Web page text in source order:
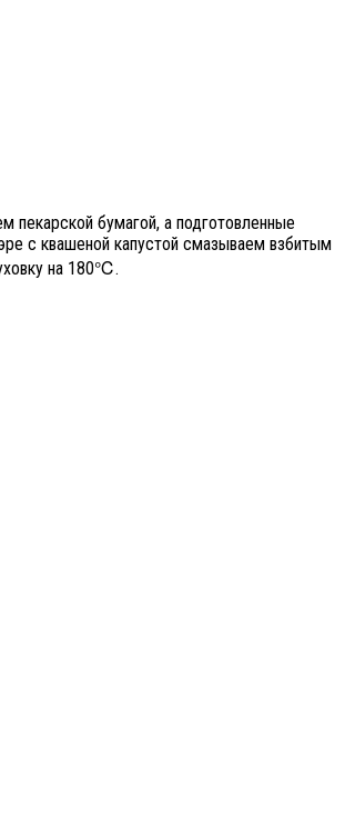
пекарской бумагой, а подготовленные
с квашеной капустой смазываем взбитым
на 180℃.